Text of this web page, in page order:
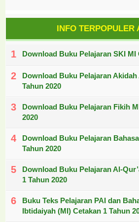
INFO TERPOPULER
Download Buku Pelajaran SKI MI
Download Buku Pelajaran
Tahun 2020
Download Buku Pelajaran Fikih
2020
Download Buku Pelajaran
Tahun 2020
Download Buku Pelajaran Al-
1 Tahun 2020
Buku Teks Pelajaran PAI dan
Ibtidaiyah (MI) Cetakan 1 Tahun